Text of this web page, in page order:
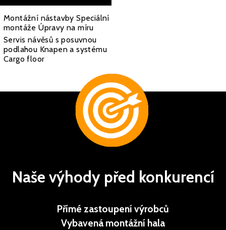
Montážní nástavby Speciální
montáže Úpravy na míru
Servis návěsů s posuvnou
podlahou Knapen a systému
Cargo floor
Naše výhody před konkurencí
Přímé zastoupení výrobců
Vybavená montážní hala